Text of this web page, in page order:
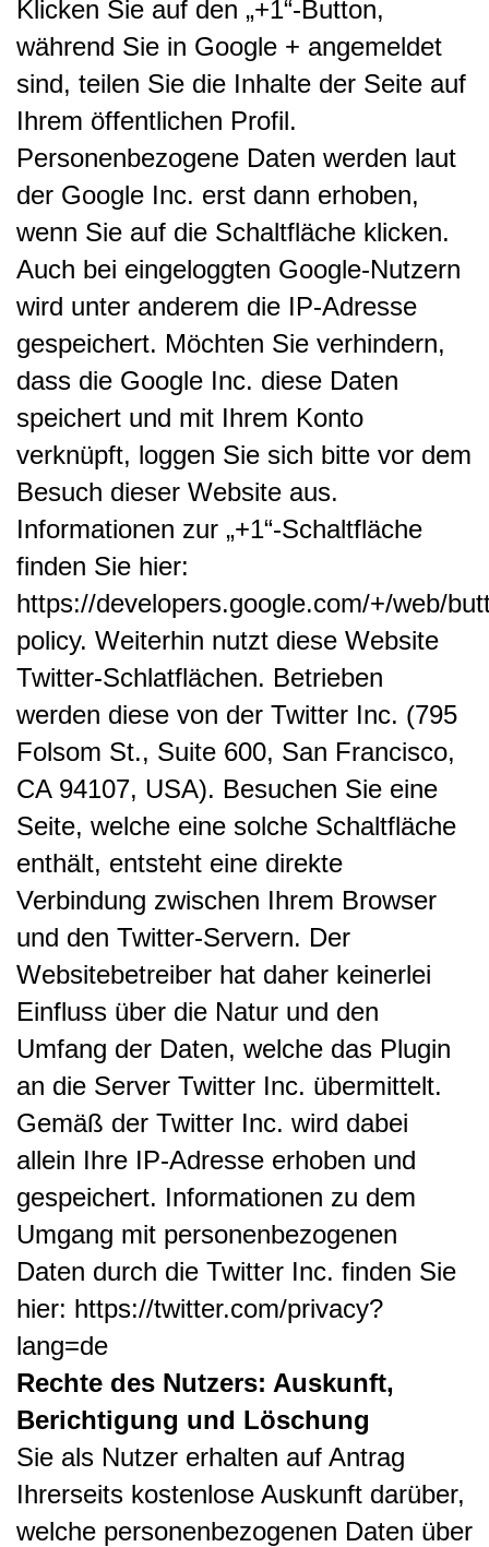
Klicken Sie auf den „+1“-Button,
während Sie in Google + angemeldet
sind, teilen Sie die Inhalte der Seite auf
Ihrem öffentlichen Profil.
Personenbezogene Daten werden laut
der Google Inc. erst dann erhoben,
wenn Sie auf die Schaltfläche klicken.
Auch bei eingeloggten Google-Nutzern
wird unter anderem die IP-Adresse
gespeichert. Möchten Sie verhindern,
dass die Google Inc. diese Daten
speichert und mit Ihrem Konto
verknüpft, loggen Sie sich bitte vor dem
Besuch dieser Website aus.
Informationen zur „+1“-Schaltfläche
finden Sie hier:
https://developers.google.com/+/web/
policy. Weiterhin nutzt diese Website
Twitter-Schlatflächen. Betrieben
werden diese von der Twitter Inc. (795
Folsom St., Suite 600, San Francisco,
CA 94107, USA). Besuchen Sie eine
Seite, welche eine solche Schaltfläche
enthält, entsteht eine direkte
Verbindung zwischen Ihrem Browser
und den Twitter-Servern. Der
Websitebetreiber hat daher keinerlei
Einfluss über die Natur und den
Umfang der Daten, welche das Plugin
an die Server Twitter Inc. übermittelt.
Gemäß der Twitter Inc. wird dabei
allein Ihre IP-Adresse erhoben und
gespeichert. Informationen zu dem
Umgang mit personenbezogenen
Daten durch die Twitter Inc. finden Sie
hier: https://twitter.com/privacy?
lang=de
Rechte des Nutzers: Auskunft,
Berichtigung und Löschung
Sie als Nutzer erhalten auf Antrag
Ihrerseits kostenlose Auskunft darüber,
welche personenbezogenen Daten über